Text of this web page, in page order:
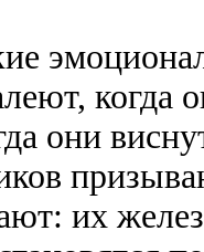
когда
они
их